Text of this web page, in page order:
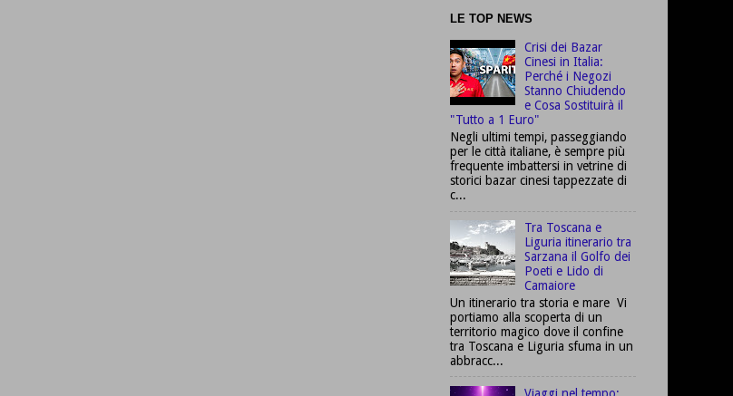
LE TOP NEWS
Crisi dei Bazar
Cinesi in Italia:
Perché i Negozi
Stanno Chiudendo
e Cosa Sostituirà il
"Tutto a 1 Euro"
Negli ultimi tempi, passeggiando
per le città italiane, è sempre più
frequente imbattersi in vetrine di
storici bazar cinesi tappezzate di
c...
Tra Toscana e
Liguria itinerario tra
Sarzana il Golfo dei
Poeti e Lido di
Camaiore
Un itinerario tra storia e mare Vi
portiamo alla scoperta di un
territorio magico dove il confine
tra Toscana e Liguria sfuma in un
abbracc...
Viaggi nel tempo: